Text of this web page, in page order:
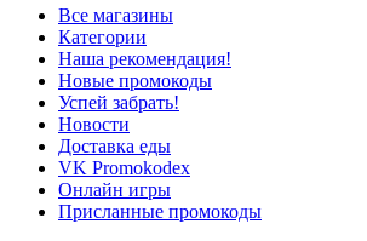
Все магазины
Категории
Наша рекомендация!
Новые промокоды
Успей забрать!
Новости
Доставка еды
VK Promokodex
Онлайн игры
Присланные промокоды